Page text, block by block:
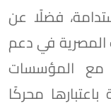
فضلًا عن
المصرية في دعم
مع المؤسسات
باعتبارها محركًا